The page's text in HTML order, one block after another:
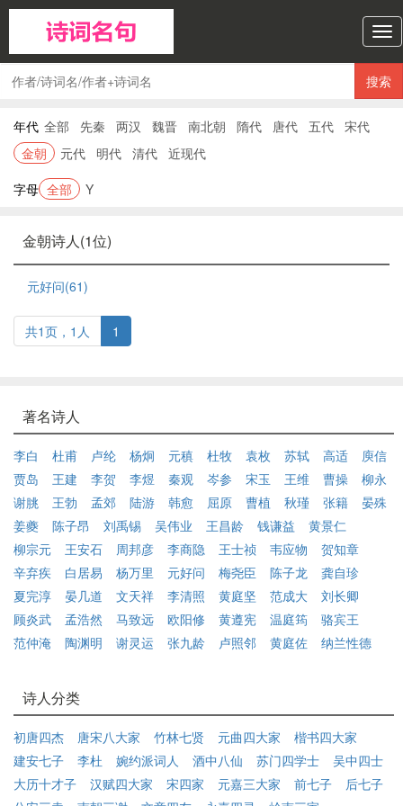
诗
词
名
句
搜索
年代 全部 先秦 两汉 魏晋 南北朝 隋代 唐代 五代 宋代
金朝
元代 明代 清代 近现代
字母 全部 Y
金朝诗人(1位)
元好问(61)
共1页，1人 1
著名诗人
李白 杜甫 卢纶 杨炯 元稹 杜牧 袁枚 苏轼 高适
庾信
贾岛
王建 李贺 李煜 秦观 岑参 宋玉 王维 曹操
柳永
谢朓
王勃 孟郊 陆游 韩愈 屈原 曹植 秋瑾 张籍
晏殊
姜夔
陈子昂 刘禹锡 吴伟业 王昌龄 钱谦益
黄景仁
柳宗元
王安石 周邦彦 李商隐 王士祯 韦应物
贺知章
辛弃疾
白居易 杨万里 元好问 梅尧臣 陈子龙
龚自珍
夏完淳
晏几道 文天祥 李清照 黄庭坚 范成大
刘长卿
顾炎武
孟浩然 马致远 欧阳修 黄遵宪 温庭筠
骆宾王
范仲淹
陶渊明 谢灵运 张九龄 卢照邻 黄庭佐 纳兰性德
诗人分类
初唐四杰 唐宋八大家 竹林七贤 元曲四大家
楷书四大家
建安七子
李杜 婉约派词人 酒中八仙 苏门四学士
吴中四士
大历十才子
汉赋四大家 宋四家 元嘉三大家 前七子
后七子